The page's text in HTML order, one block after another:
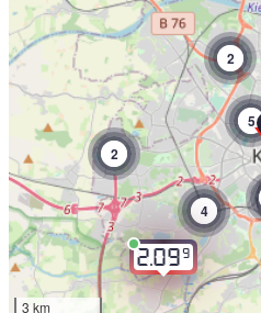
2.099
2
2
5
4
3 km